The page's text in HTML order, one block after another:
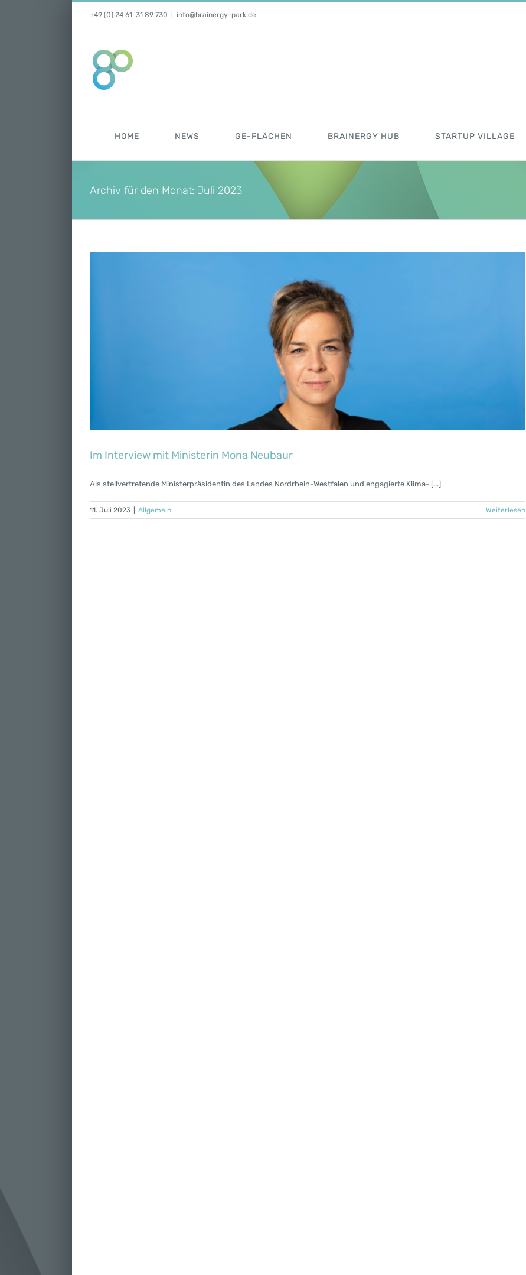
+49 (0) 24 61 31 89 730 info@brainergy-park.de
HOME NEWS GE-FLÄCHEN BRAINERGY HUB STARTUP VILLAGE
Archiv für den Monat: Juli 2023
Im Interview mit Ministerin Mona Neubaur
Als stellvertretende Ministerpräsidentin des Landes Nordrhein-Westfalen und engagierte Klima- [...]
11. Juli 2023 Allgemein Weiterlesen